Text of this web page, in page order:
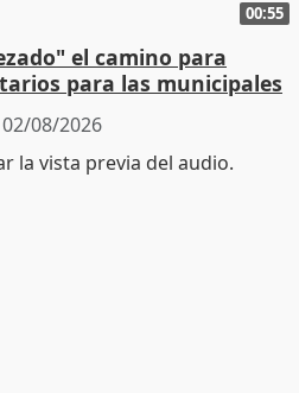
00:55
el camino para
para las municipales
02/08/2026